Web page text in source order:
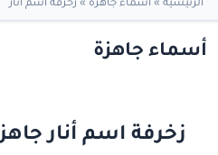
الرئيسية » أسماء جاهزة » زخرفة اسم أنار
أسماء جاهزة
زخرفة اسم أنار